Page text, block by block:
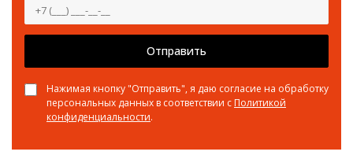
Отправить
Нажимая кнопку "Отправить", я даю согласие на обработку
персональных данных в соответствии с Политикой
конфиденциальности.